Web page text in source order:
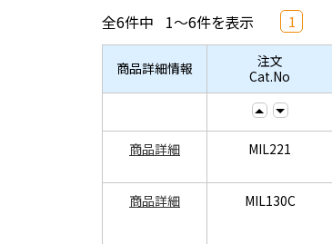
全6件中 1～6件を表示 1
商品詳細情報
注文
Cat.No
商品詳細 MIL221
商品詳細 MIL130C